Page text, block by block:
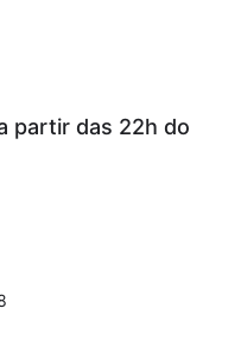
partir das 22h do